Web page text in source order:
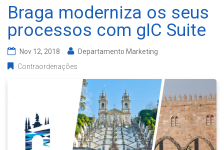
Braga moderniza os seus
processos com gIC Suite
Nov 12, 2018
Departamento Marketing
Contraordenações